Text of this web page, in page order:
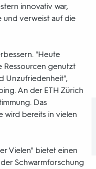
innovativ war,
und verweist auf die
"Heute
Ressourcen genutzt
Unzufriedenheit",
An der ETH Zürich
Das
wird bereits in vielen
Vielen" bietet einen
Schwarmforschung